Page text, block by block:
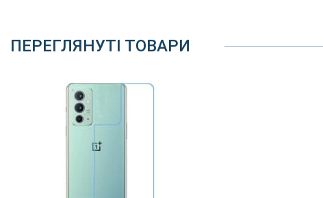
ПЕРЕГЛЯНУТІ ТОВАРИ